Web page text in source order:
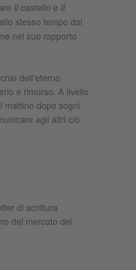
Il castello e Il
stesso tempo dal
nel suo rapporto
dell’eterno
e rimorso. A livello
mattino dopo sogni
agli altri ciò
di scrittura
del mercato del